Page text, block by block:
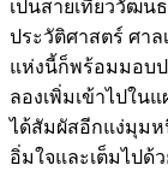
เป็นสายเที่ยววัฒน
ประวัติศาสตร์ ศาล
แห่งนี้ก็พร้อมมอบ
ลองเพิ่มเข้าไปใน
ได้สัมผัสอีกแง่มุม
อิ่มใจและเต็มไปด้